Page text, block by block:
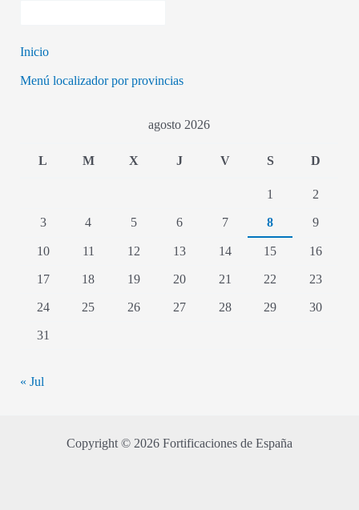
Inicio
Menú localizador por provincias
agosto 2026
L M X J V S D
1
2
3
4 5 6 7 8
9
10
11 12 13 14 15
16
17
18 19 20 21 22
23
24
25 26 27 28 29
30
31
« Jul
Copyright © 2026 Fortificaciones de España